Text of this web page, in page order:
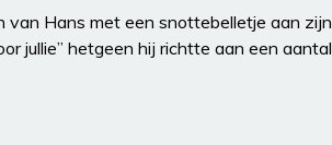
Hans met een snottebelletje aan zijn
jullie” hetgeen hij richtte aan een aantal